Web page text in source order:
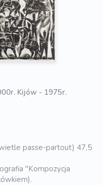
Kijów - 1975r.
passe-partout) 47,5
"Kompozycja